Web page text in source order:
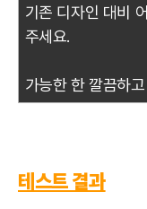
기존 디자인 대비
주세요.
가능한 한 깔끔하
테스트 결과